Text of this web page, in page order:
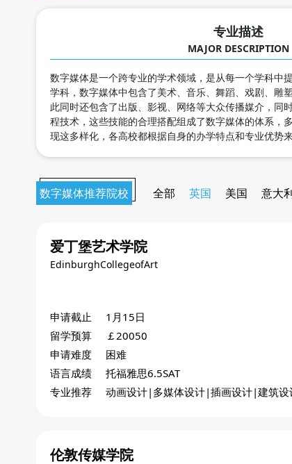
专业描述
MAJOR DESCRIPTION
数字媒体是一个跨专业的学术领域，是从每一个学科中
学科，数字媒体中包含了美术、音乐、舞蹈、戏剧、雕
此同时还包含了出版、影视、网络等大众传播媒介，同
程技术，这些技能的合理搭配组成了数字媒体的体系，
现这多样化，各高校都根据自身的办学特点和专业优势
数字媒体推荐院校 全部 英国 美国 意大
爱丁堡艺术学院
EdinburghCollegeofArt
申请截止
1月15日
留学预算
￡20050
申请难度
困难
语言成绩
托福雅思6.5SAT
专业推荐
动画设计|多媒体设计|插画设计|建筑
伦敦传媒学院